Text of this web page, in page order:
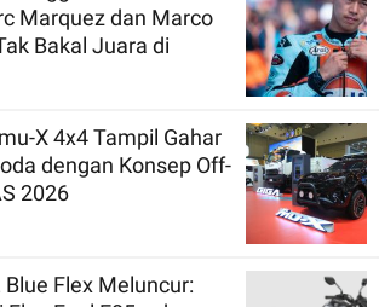
Marquez dan Marco
Bakal Juara di
X 4x4 Tampil Gahar
dengan Konsep Off-
2026
Blue Flex Meluncur: